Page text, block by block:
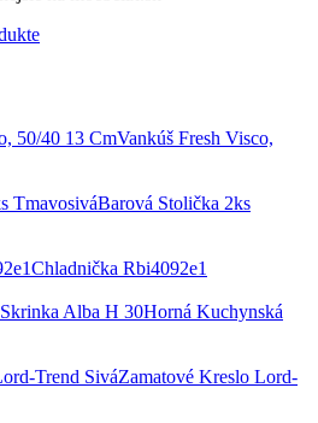
Vankúš Fresh Visco,
Barová Stolička 2ks
Chladnička Rbi4092e1
Horná Kuchynská
Zamatové Kreslo Lord-